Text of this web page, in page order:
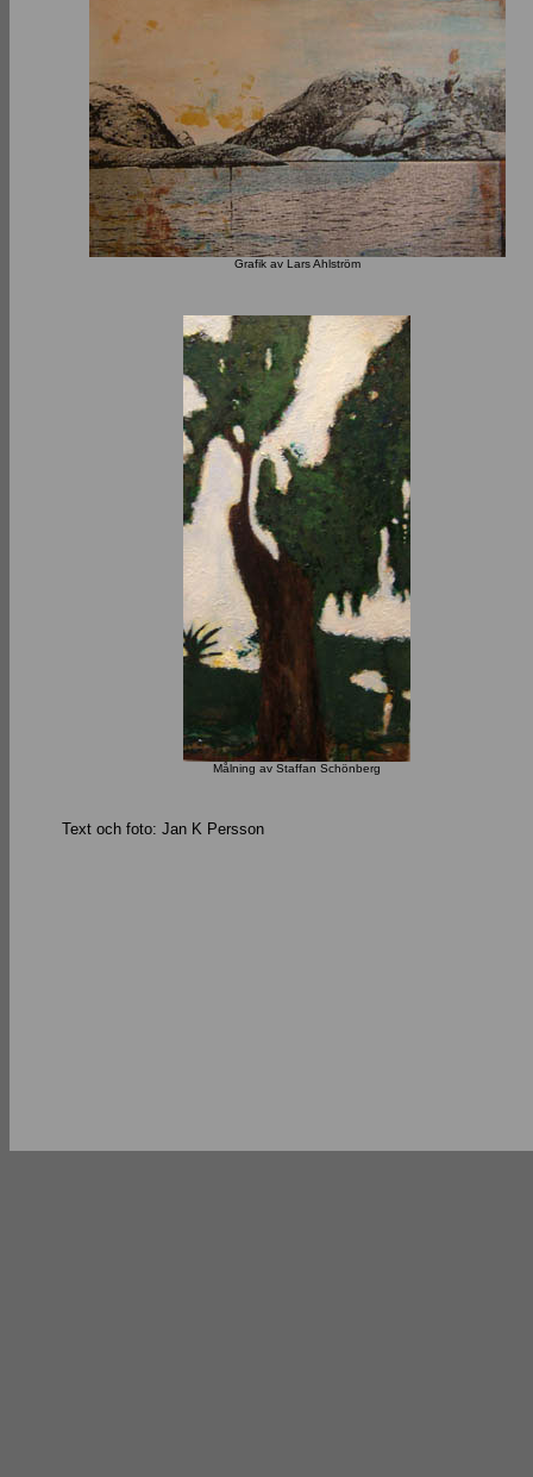
Grafik av Lars Ahlström
Målning av Staffan Schönberg
Text och foto: Jan K Persson